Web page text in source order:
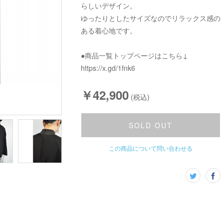
らしいデザイン。
ゆったりとしたサイズなのでリラックス感の
ある着心地です。
●商品一覧トップページはこちら↓
https://x.gd/1fnk6
￥42,900 (税込)
SOLD OUT
この商品について問い合わせる